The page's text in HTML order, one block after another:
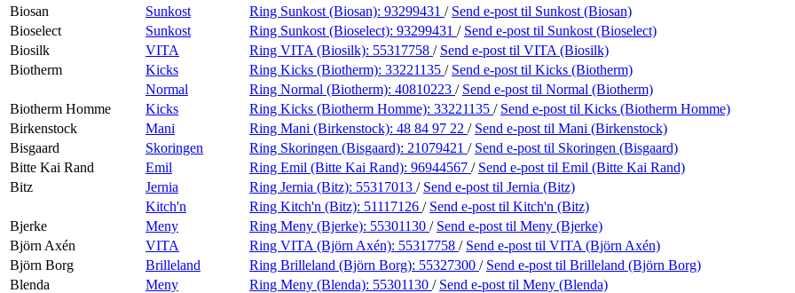
Biosan
Sunkost Ring Sunkost (Biosan): 93299431 / Send e-post til Sunkost (Biosan)
Bioselect
Sunkost Ring Sunkost (Bioselect): 93299431 / Send e-post til Sunkost (Bioselect)
Biosilk
VITA Ring VITA (Biosilk): 55317758 / Send e-post til VITA (Biosilk)
Biotherm
Kicks Ring Kicks (Biotherm): 33221135 / Send e-post til Kicks (Biotherm)
Normal
Ring Normal (Biotherm): 40810223 / Send e-post til Normal (Biotherm)
Biotherm Homme
Kicks Ring Kicks (Biotherm Homme): 33221135 / Send e-post til Kicks (Biotherm Homme)
Birkenstock
Mani Ring Mani (Birkenstock): 48 84 97 22 / Send e-post til Mani (Birkenstock)
Bisgaard
Skoringen Ring Skoringen (Bisgaard): 21079421 / Send e-post til Skoringen (Bisgaard)
Bitte Kai Rand
Emil Ring Emil (Bitte Kai Rand): 96944567 / Send e-post til Emil (Bitte Kai Rand)
Bitz
Jernia Ring Jernia (Bitz): 55317013 / Send e-post til Jernia (Bitz)
Kitch'n
Ring Kitch'n (Bitz): 51117126 / Send e-post til Kitch'n (Bitz)
Bjerke
Meny Ring Meny (Bjerke): 55301130 / Send e-post til Meny (Bjerke)
Björn Axén
VITA Ring VITA (Björn Axén): 55317758 / Send e-post til VITA (Björn Axén)
Björn Borg
Brilleland Ring Brilleland (Björn Borg): 55327300 / Send e-post til Brilleland (Björn Borg)
Blenda
Meny Ring Meny (Blenda): 55301130 / Send e-post til Meny (Blenda)